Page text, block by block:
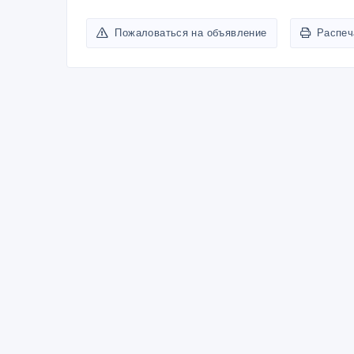
Пожаловаться на объявление